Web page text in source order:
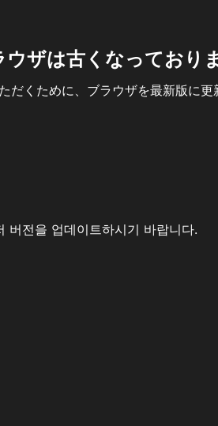
ザは古くなっており
くために、ブラウザを最新版に更
버전을 업데이트하시기 바랍니다.